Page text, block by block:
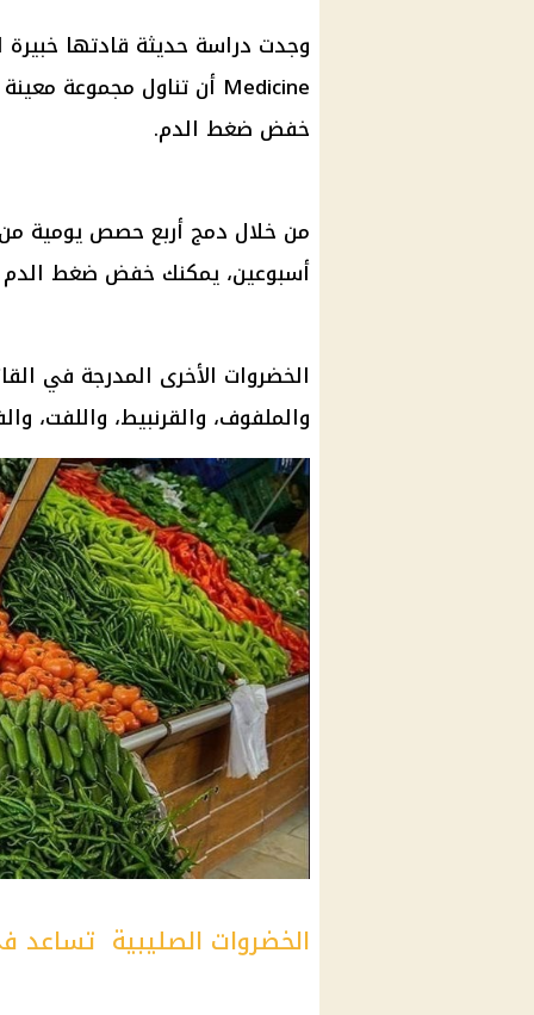
وجدت دراسة
Medicine أن تناول مجموعة معينة من "
خفض ضغط الدم.
من خلال دمج أربع حصص يومية
أسبوعين، يمكنك خفض ضغط الدم
الخضروات الأخرى المدرجة في
والملفوف، والقرنبيط، واللفت،
الخضروات الصليبية